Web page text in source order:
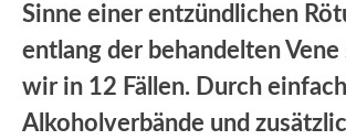
Sinne einer entzündlichen
entlang der behandelten Vene
wir in 12 Fällen. Durch
Alkoholverbände und